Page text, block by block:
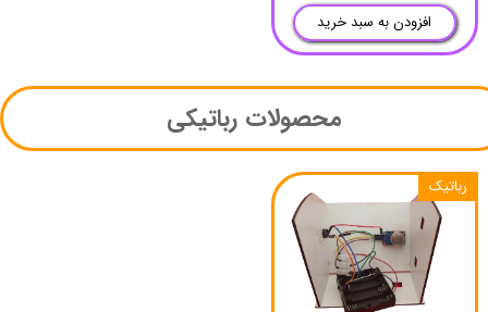
افزودن به سبد خرید
رباتیک
​محصولات ​​​​​​​رباتیکی​​